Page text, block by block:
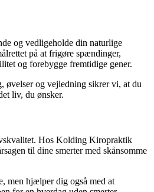
og vedligeholde din naturlige
på at frigøre spændinger,
og forebygge fremtidige gener.
øvelser og vejledning sikrer vi, at du
liv, du ønsker.
Hos Kolding Kiropraktik
til dine smerter med skånsomme
men hjælper dig også med at